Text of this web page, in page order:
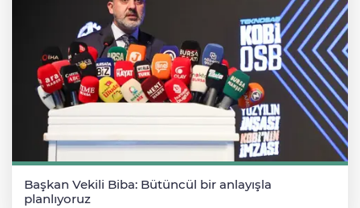
Başkan Vekili Biba: Bütüncül bir anlayışla
planlıyoruz